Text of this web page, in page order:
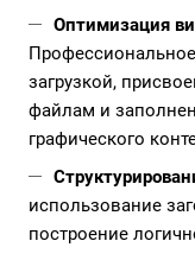
Оптимизация
загрузкой,
файлам и
графического
использование
построение